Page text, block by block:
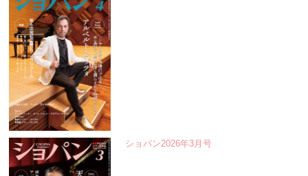
ショパン2026年3月号